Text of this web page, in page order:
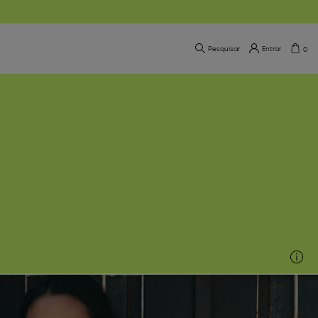
Pesquisar Entrar 0